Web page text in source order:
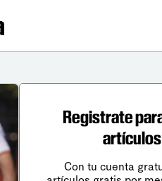
Registrate
Con tu cuenta